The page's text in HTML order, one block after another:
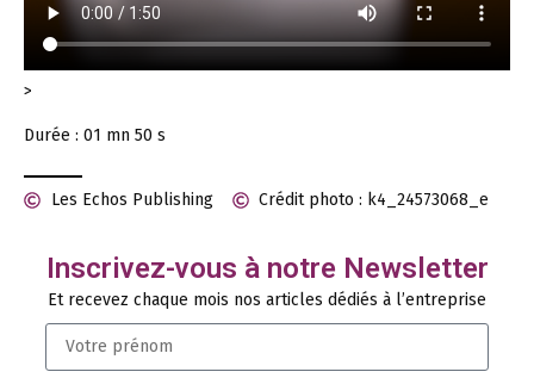
>
Durée : 01 mn 50 s
Les Echos Publishing Crédit photo : k4_24573068_e
Inscrivez-vous à notre Newsletter
Et recevez chaque mois nos articles dédiés à l’entreprise